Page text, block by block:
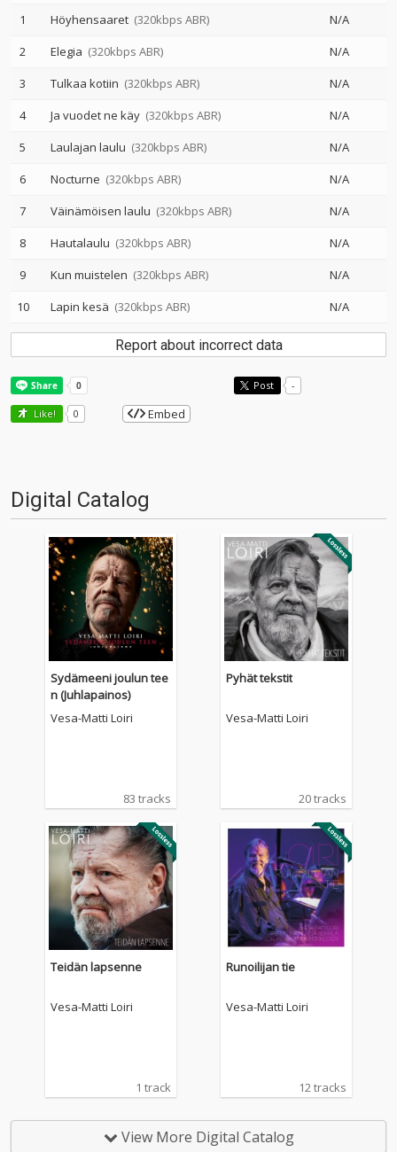
1 Höyhensaaret (320kbps ABR)
N/A
2
Elegia (320kbps ABR)
N/A
3
Tulkaa kotiin (320kbps ABR)
N/A
4
Ja vuodet ne käy (320kbps ABR)
N/A
5
Laulajan laulu (320kbps ABR)
N/A
6
Nocturne (320kbps ABR)
N/A
7
Väinämöisen laulu (320kbps ABR)
N/A
8
Hautalaulu (320kbps ABR)
N/A
9
Kun muistelen (320kbps ABR)
N/A
10
Lapin kesä (320kbps ABR) N/A
Report about incorrect data
Post -
Like! 0 Embed
Digital Catalog
Sydämeeni joulun tee
n (Juhlapainos)
Vesa-Matti Loiri
83 tracks
Pyhät tekstit
Vesa-Matti Loiri
20 tracks
Teidän lapsenne
Vesa-Matti Loiri
1 track
Runoilijan tie
Vesa-Matti Loiri
12 tracks
View More Digital Catalog